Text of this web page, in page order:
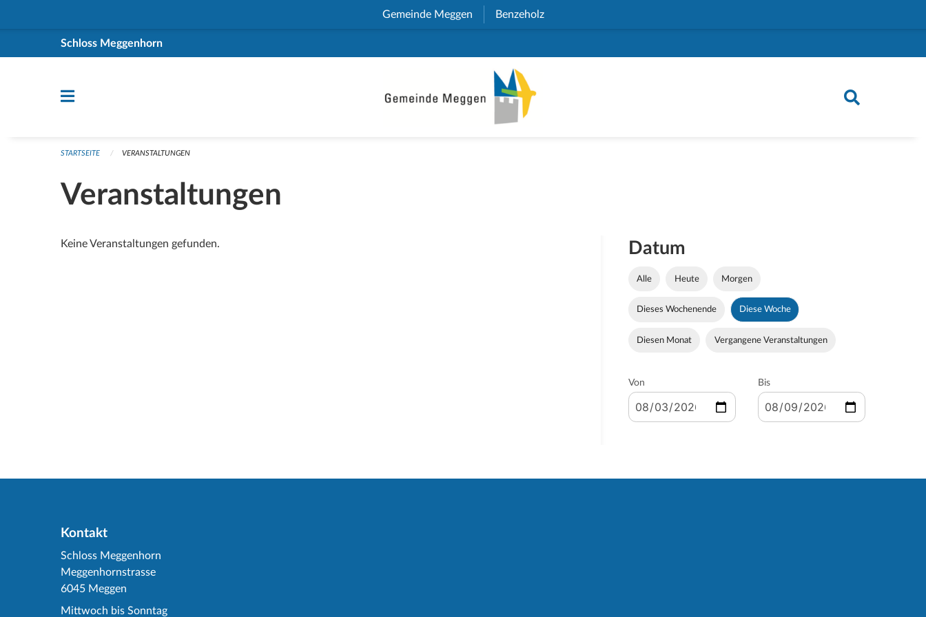
Gemeinde Meggen (External Link)
Benzeholz(External Link)
Schloss Meggenhorn
STARTSEITE VERANSTALTUNGEN
Veranstaltungen
Keine Veranstaltungen gefunden. Datum
Alle Heute Morgen
Dieses Wochenende Diese Woche
Diesen Monat Vergangene Veranstaltungen
Von Bis
Kontakt
Schloss Meggenhorn
Meggenhornstrasse
6045 Meggen
Mittwoch bis Sonntag